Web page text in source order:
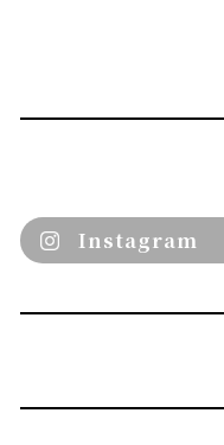
Instagram